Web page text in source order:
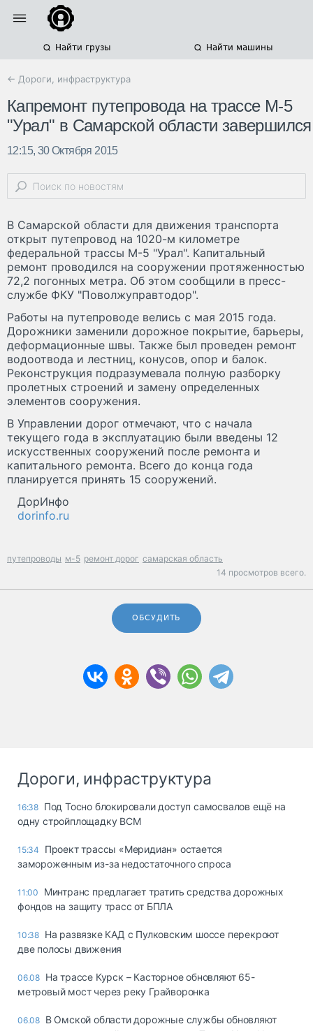
Найти грузы Найти машины
← Дороги, инфраструктура
Капремонт путепровода на трассе М-5
"Урал" в Самарской области завершился
12:15, 30 Октября 2015
В Самарской области для движения транспорта
открыт путепровод на 1020-м километре
федеральной трассы М-5 "Урал". Капитальный
ремонт проводился на сооружении протяженностью
72,2 погонных метра. Об этом сообщили в пресс-
службе ФКУ "Поволжуправтодор".
Работы на путепроводе велись с мая 2015 года.
Дорожники заменили дорожное покрытие, барьеры,
деформационные швы. Также был проведен ремонт
водоотвода и лестниц, конусов, опор и балок.
Реконструкция подразумевала полную разборку
пролетных строений и замену определенных
элементов сооружения.
В Управлении дорог отмечают, что с начала
текущего года в эксплуатацию были введены 12
искусственных сооружений после ремонта и
капитального ремонта. Всего до конца года
планируется принять 15 сооружений.
ДорИнфо
dorinfo.ru
путепроводы м-5 ремонт дорог самарская область
14 просмотров всего.
ОБСУДИТЬ
Дороги, инфраструктура
16:38 Под Тосно блокировали доступ самосвалов ещё на
одну стройплощадку ВСМ
15:34
Проект трассы «Меридиан» остается
замороженным из-за недостаточного спроса
11:00
Минтранс предлагает тратить средства дорожных
фондов на защиту трасс от БПЛА
10:38 На развязке КАД с Пулковским шоссе перекроют
две полосы движения
06.08 На трассе Курск – Касторное обновляют 65-
метровый мост через реку Грайворонка
06.08 В Омской области дорожные службы обновляют